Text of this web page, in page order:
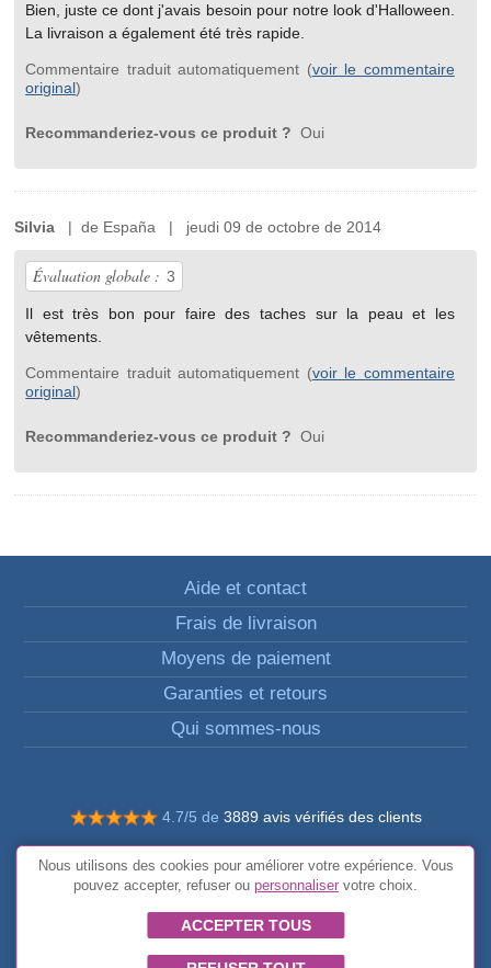
Bien, juste ce dont j'avais besoin pour notre look d'Halloween.
La livraison a également été très rapide.
Commentaire traduit automatiquement (voir le commentaire
original)
Recommanderiez-vous ce produit ? Oui
Silvia | de España | jeudi 09 de octobre de 2014
Évaluation globale : 3
Il est très bon pour faire des taches sur la peau et les
vêtements.
Commentaire traduit automatiquement (voir le commentaire
original)
Recommanderiez-vous ce produit ? Oui
Aide et contact
Frais de livraison
Moyens de paiement
Garanties et retours
Qui sommes-nous
4.7/5 de 3889 avis vérifiés des clients
© Tous droits réservés FunToCome
Conditions générales
Nous utilisons des cookies pour améliorer votre expérience. Vous
pouvez accepter, refuser ou personnaliser votre choix.
ACCEPTER TOUS